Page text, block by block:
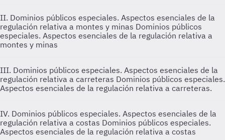
II. Dominios públicos especiales. Aspectos esenciales de la
regulación relativa a montes y minas Dominios públicos
especiales. Aspectos esenciales de la regulación relativa a
montes y minas
III. Dominios públicos especiales. Aspectos esenciales de la
regulación relativa a carreteras Dominios públicos especiales.
Aspectos esenciales de la regulación relativa a carreteras.
IV. Dominios públicos especiales. Aspectos esenciales de la
regulación relativa a costas Dominios públicos especiales.
Aspectos esenciales de la regulación relativa a costas